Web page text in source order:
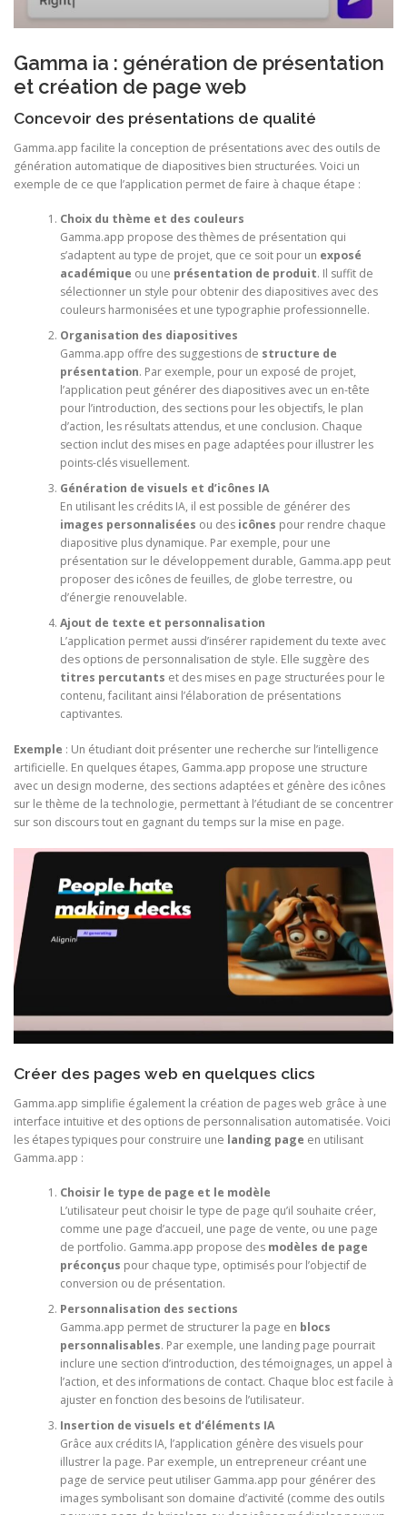
Gamma ia : génération de présentation
et création de page web
Concevoir des présentations de qualité
Gamma.app facilite la conception de présentations avec des outils de
génération automatique de diapositives bien structurées. Voici un
exemple de ce que l’application permet de faire à chaque étape :
Choix du thème et des couleurs
Gamma.app propose des thèmes de présentation qui
s’adaptent au type de projet, que ce soit pour un exposé
académique ou une présentation de produit. Il suffit de
sélectionner un style pour obtenir des diapositives avec des
couleurs harmonisées et une typographie professionnelle.
Organisation des diapositives
Gamma.app offre des suggestions de structure de
présentation. Par exemple, pour un exposé de projet,
l’application peut générer des diapositives avec un en-tête
pour l’introduction, des sections pour les objectifs, le plan
d’action, les résultats attendus, et une conclusion. Chaque
section inclut des mises en page adaptées pour illustrer les
points-clés visuellement.
Génération de visuels et d’icônes IA
En utilisant les crédits IA, il est possible de générer des
images personnalisées ou des icônes pour rendre chaque
diapositive plus dynamique. Par exemple, pour une
présentation sur le développement durable, Gamma.app peut
proposer des icônes de feuilles, de globe terrestre, ou
d’énergie renouvelable.
Ajout de texte et personnalisation
L’application permet aussi d’insérer rapidement du texte avec
des options de personnalisation de style. Elle suggère des
titres percutants et des mises en page structurées pour le
contenu, facilitant ainsi l’élaboration de présentations
captivantes.
Exemple : Un étudiant doit présenter une recherche sur l’intelligence
artificielle. En quelques étapes, Gamma.app propose une structure
avec un design moderne, des sections adaptées et génère des icônes
sur le thème de la technologie, permettant à l’étudiant de se concentrer
sur son discours tout en gagnant du temps sur la mise en page.
Créer des pages web en quelques clics
Gamma.app simplifie également la création de pages web grâce à une
interface intuitive et des options de personnalisation automatisée. Voici
les étapes typiques pour construire une landing page en utilisant
Gamma.app :
Choisir le type de page et le modèle
L’utilisateur peut choisir le type de page qu’il souhaite créer,
comme une page d’accueil, une page de vente, ou une page
de portfolio. Gamma.app propose des modèles de page
préconçus pour chaque type, optimisés pour l’objectif de
conversion ou de présentation.
Personnalisation des sections
Gamma.app permet de structurer la page en blocs
personnalisables. Par exemple, une landing page pourrait
inclure une section d’introduction, des témoignages, un appel à
l’action, et des informations de contact. Chaque bloc est facile à
ajuster en fonction des besoins de l’utilisateur.
Insertion de visuels et d’éléments IA
Grâce aux crédits IA, l’application génère des visuels pour
illustrer la page. Par exemple, un entrepreneur créant une
page de service peut utiliser Gamma.app pour générer des
images symbolisant son domaine d’activité (comme des outils